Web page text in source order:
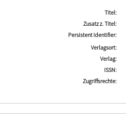
Titel
Zusatz z. Titel
Persistent Identifier
Verlagsort
Verlag
ISSN
Zugriffsrechte